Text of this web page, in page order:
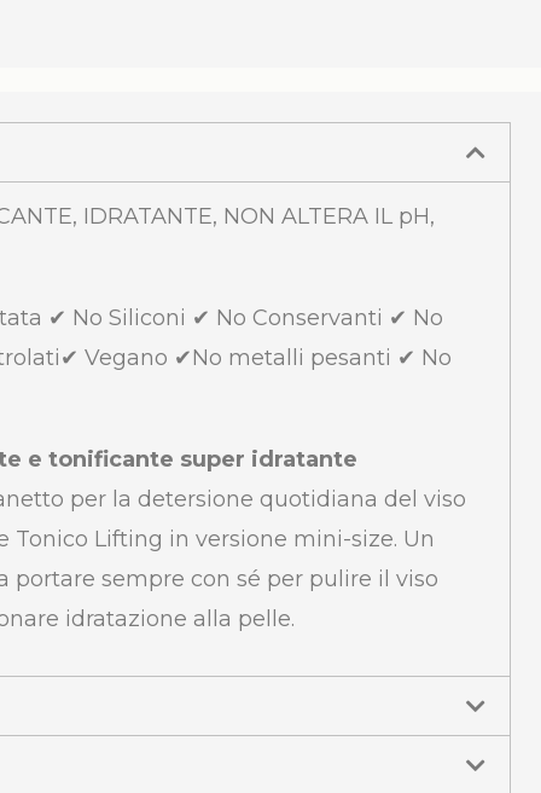
IDRATANTE, NON ALTERA IL pH,
✔ No Siliconi ✔ No Conservanti ✔ No
Vegano ✔No metalli pesanti ✔ No
e tonificante super idratante
per la detersione quotidiana del viso
Tonico Lifting in versione mini-size. Un
portare sempre con sé per pulire il viso
idratazione alla pelle.